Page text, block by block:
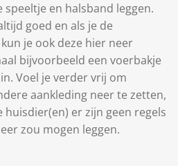
en halsband leggen.
goed en als je de
je ook deze hier neer
bijvoorbeeld een voerbakje
Voel je verder vrij om
aankleding neer te zetten,
er zijn geen regels
zou mogen leggen.